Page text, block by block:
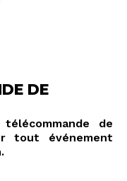
DE
de
tout événement